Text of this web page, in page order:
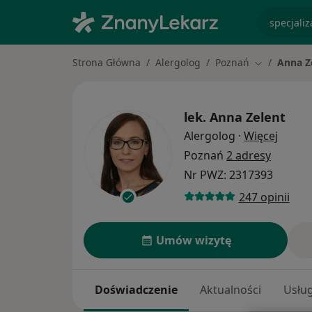
Strona Główna Alergolog Poznań ZmieńAnna
lek. Anna Zelent
Alergolog · Więcej
Poznań 2 adresy
Nr PWZ: 2317393
247 opinii
Umów wizytę
Doświadczenie Aktualności